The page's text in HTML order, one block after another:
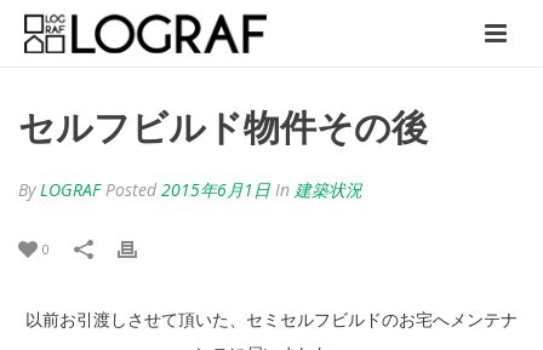
セルフビルド物件その後
ByLOGRAF Posted 2015年6月1日 In 建築状況
0
以前お引渡しさせて頂いた、セミセルフビルドのお宅へメンテナ